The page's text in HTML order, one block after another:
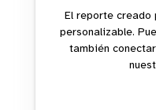
El reporte creado
personalizable.
también